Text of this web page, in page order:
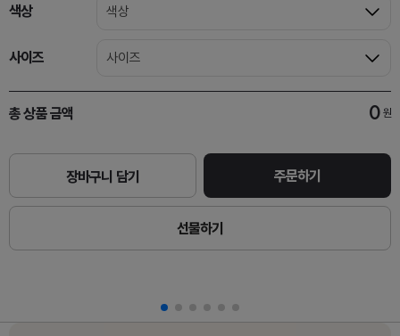
색상 색상
사이즈 사이즈
총 상품 금액 0 원
장바구니 담기 주문하기
선물하기